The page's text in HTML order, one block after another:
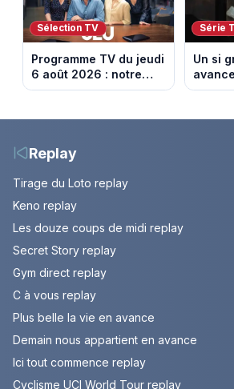
Sélection TV
Programme TV du jeudi
6 août 2026 : notre
sélection pour votre
Série
Un si
2026
Replay
Tirage du Loto replay
Keno replay
Les douze coups de midi replay
Secret Story replay
Gym direct replay
C à vous replay
Plus belle la vie en avance
Demain nous appartient en avance
Ici tout commence replay
Cyclisme UCI World Tour replay